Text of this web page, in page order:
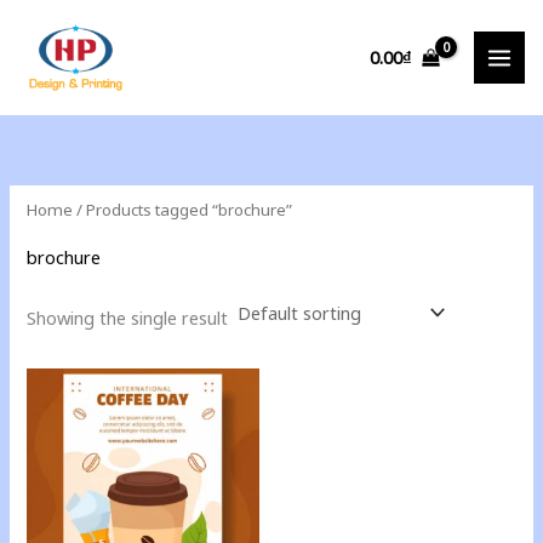
content
0.00₫
Home / Products tagged “brochure”
brochure
Showing the single result